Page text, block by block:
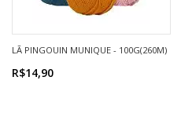
LÃ PINGOUIN MUNIQUE - 100G(260M)
R$14,90